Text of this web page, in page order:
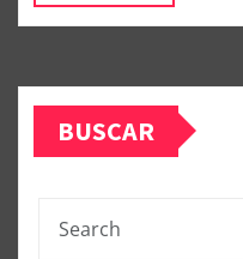
BUSCAR